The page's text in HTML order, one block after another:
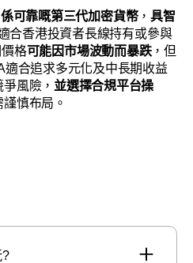
係可靠嘅第三代加密貨幣，具智
合香港投資者長線持有或參與
格可能因市場波動而暴跌，但
合追求多元化及中長期收益
風險， 並選擇合規平台操
慎布局。
?